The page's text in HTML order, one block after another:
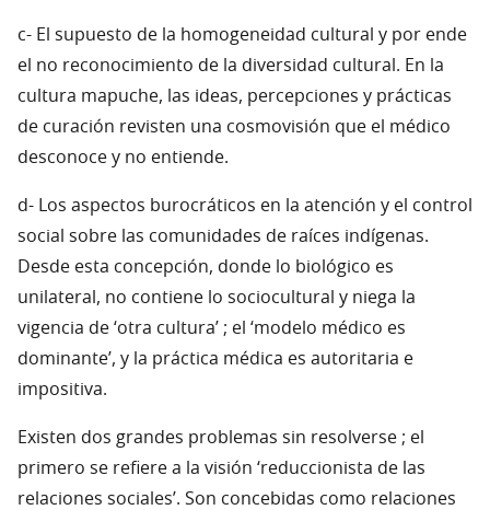
c- El supuesto de la homogeneidad cultural y por ende
el no reconocimiento de la diversidad cultural. En la
cultura mapuche, las ideas, percepciones y prácticas
de curación revisten una cosmovisión que el médico
desconoce y no entiende.
d- Los aspectos burocráticos en la atención y el control
social sobre las comunidades de raíces indígenas.
Desde esta concepción, donde lo biológico es
unilateral, no contiene lo sociocultural y niega la
vigencia de ‘otra cultura’ ; el ‘modelo médico es
dominante’, y la práctica médica es autoritaria e
impositiva.
Existen dos grandes problemas sin resolverse ; el
primero se refiere a la visión ‘reduccionista de las
relaciones sociales’. Son concebidas como relaciones